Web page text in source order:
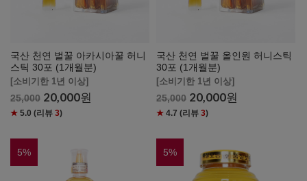
국산 천연 벌꿀 아카시아꿀 허니
스틱 30포 (1개월분)
[소비기한 1년 이상]
25,000 20,000원
★ 5.0 (리뷰 3)
국산 천연 벌꿀 올인원 허니스틱
30포 (1개월분)
[소비기한 1년 이상]
25,000 20,000원
★ 4.7 (리뷰3)
5% 5%